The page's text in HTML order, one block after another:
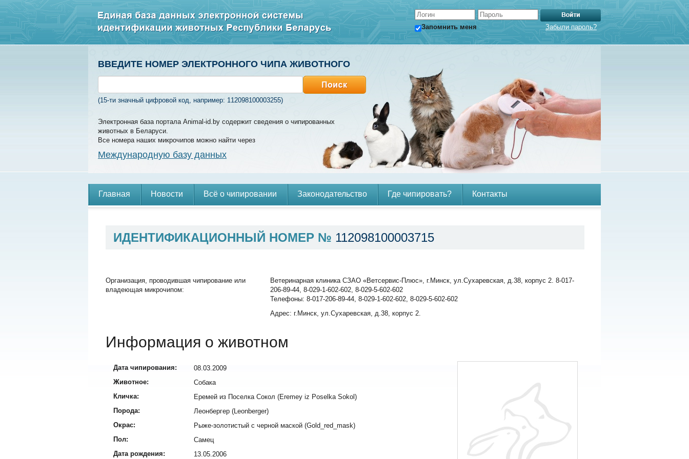
Запомнить меня Забыли пароль?
ВВЕДИТЕ НОМЕР ЭЛЕКТРОННОГО ЧИПА ЖИВОТНОГО
(15-ти значный цифровой код, например: 112098100003255)
Электронная база портала Animal-id.by содержит сведения о чипированных
животных в Беларуси.
Все номера наших микрочипов можно найти через
Международную базу данных
Главная Новости Всё о чипировании Законодательство Где чипировать? Контакты
ИДЕНТИФИКАЦИОННЫЙ НОМЕР № 112098100003715
Организация, проводившая чипирование или
владеющая микрочипом:
Ветеринарная клиника СЗАО «Ветсервис-Плюс», г.Минск, ул.Сухаревская, д.38, корпус 2. 8-017-
206-89-44, 8-029-1-602-602, 8-029-5-602-602
Телефоны: 8-017-206-89-44, 8-029-1-602-602, 8-029-5-602-602
Адрес: г.Минск, ул.Сухаревская, д.38, корпус 2.
Информация о животном
Дата чипирования:
08.03.2009
Животное:
Собака
Кличка:
Еремей из Поселка Сокол (Eremey iz Poselka Sokol)
Порода:
Леонбергер (Leonberger)
Окрас:
Рыже-золотистый с черной маской (Gold_red_mask)
Пол:
Самец
Дата рождения:
13.05.2006